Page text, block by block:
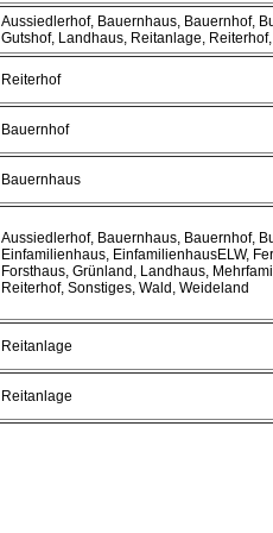
Aussiedlerhof, Bauernhaus, Bauernhof,
Gutshof, Landhaus, Reitanlage,
Reiterhof
Bauernhof
Bauernhaus
Aussiedlerhof, Bauernhaus, Bauernhof,
Einfamilienhaus, EinfamilienhausELW,
Forsthaus, Grünland, Landhaus,
Reiterhof, Sonstiges, Wald, Weideland
Reitanlage
Reitanlage